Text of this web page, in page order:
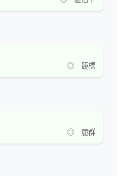
◎ 競標
◎ 麗群